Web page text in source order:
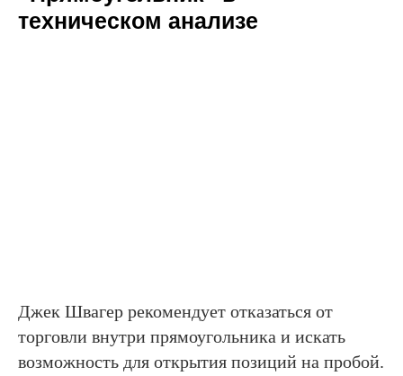
техническом анализе
Джек Швагер рекомендует отказаться от
торговли внутри прямоугольника и искать
возможность для открытия позиций на пробой.